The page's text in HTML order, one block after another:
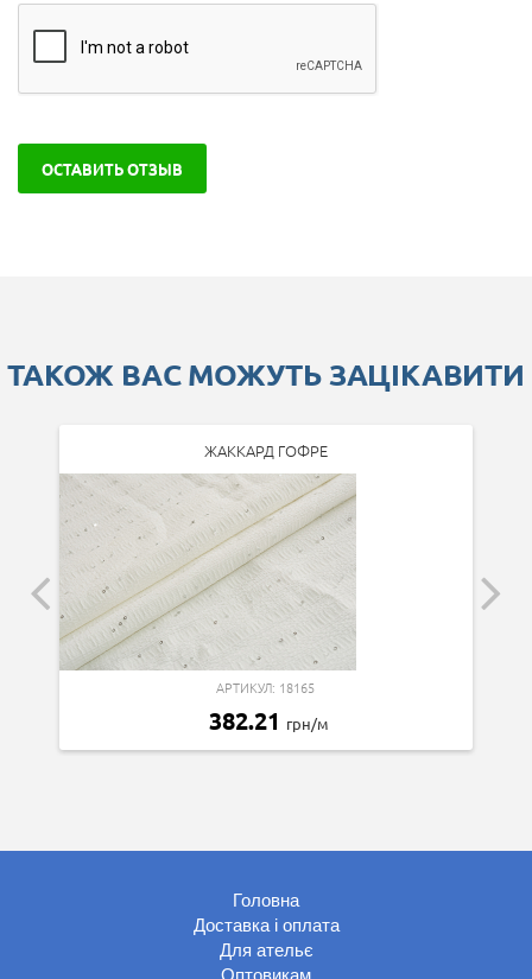
ОСТАВИТЬ ОТЗЫВ
ТАКОЖ ВАС МОЖУТЬ ЗАЦІКАВИТИ
ЖАККАРД ГОФРЕ
АРТИКУЛ: 18165
382.21 грн/м
Головна
Доставка і оплата
Для ательє